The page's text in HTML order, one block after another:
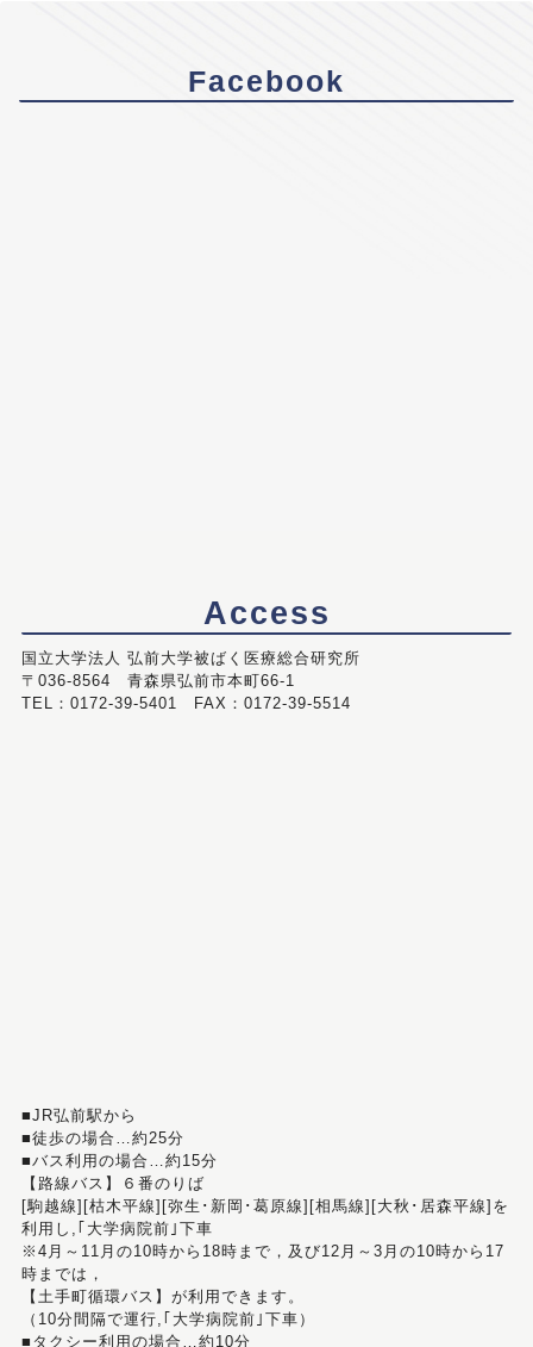
Facebook
Access
国立大学法人 弘前大学被ばく医療総合研究所
〒036-8564 青森県弘前市本町66-1
TEL：0172-39-5401 FAX：0172-39-5514
■JR弘前駅から
■徒歩の場合…約25分
■バス利用の場合…約15分
【路線バス】６番のりば
[駒越線][枯木平線][弥生･新岡･葛原線][相馬線][大秋･居森平線]を
利用し,｢大学病院前｣下車
※4月～11月の10時から18時まで，及び12月～3月の10時から17
時までは，
【土手町循環バス】が利用できます。
（10分間隔で運行,｢大学病院前｣下車）
■タクシー利用の場合…約10分